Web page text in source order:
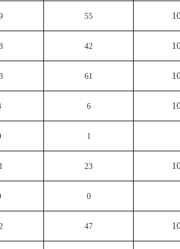
55
42
61
6
1
23
0
47